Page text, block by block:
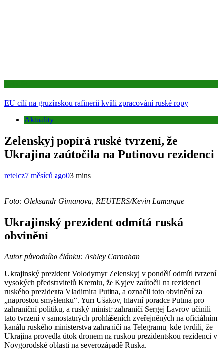
EU cílí na gruzínskou rafinerii kvůli zpracování ruské ropy
Aktuality
Zelenskyj popírá ruské tvrzení, že
Ukrajina zaútočila na Putinovu rezidenci
retelcz7 měsíců ago03 mins
Foto: Oleksandr Gimanova, REUTERS/Kevin Lamarque
Ukrajinský prezident odmítá ruská
obvinění
Autor původního článku: Ashley Carnahan
Ukrajinský prezident Volodymyr Zelenskyj v pondělí odmítl tvrzení
vysokých představitelů Kremlu, že Kyjev zaútočil na rezidenci
ruského prezidenta Vladimira Putina, a označil toto obvinění za
„naprostou smyšlenku“. Yuri Ušakov, hlavní poradce Putina pro
zahraniční politiku, a ruský ministr zahraničí Sergej Lavrov učinili
tato tvrzení v samostatných prohlášeních zveřejněných na oficiálním
kanálu ruského ministerstva zahraničí na Telegramu, kde tvrdili, že
Ukrajina provedla útok dronem na ruskou prezidentskou rezidenci v
Novgorodské oblasti na severozápadě Ruska.